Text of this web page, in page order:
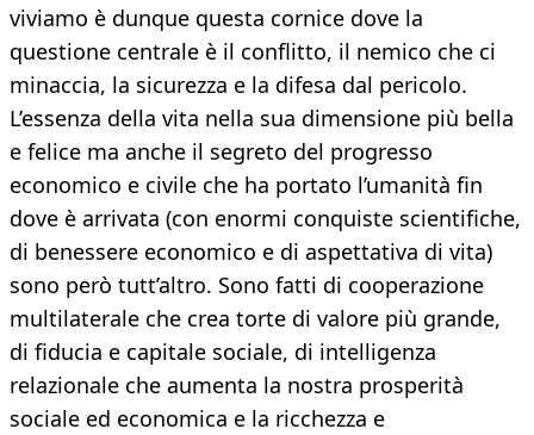
viviamo è dunque questa cornice dove la
questione centrale è il conflitto, il nemico che ci
minaccia, la sicurezza e la difesa dal pericolo.
L’essenza della vita nella sua dimensione più bella
e felice ma anche il segreto del progresso
economico e civile che ha portato l’umanità fin
dove è arrivata (con enormi conquiste scientifiche,
di benessere economico e di aspettativa di vita)
sono però tutt’altro. Sono fatti di cooperazione
multilaterale che crea torte di valore più grande,
di fiducia e capitale sociale, di intelligenza
relazionale che aumenta la nostra prosperità
sociale ed economica e la ricchezza e